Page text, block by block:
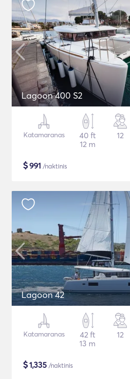
Lagoon 400 S2
Katamaranas
40 ft
12 m
12
$991 /naktinis
Lagoon 42
Katamaranas
42 ft
13 m
12
$1,335 /naktinis